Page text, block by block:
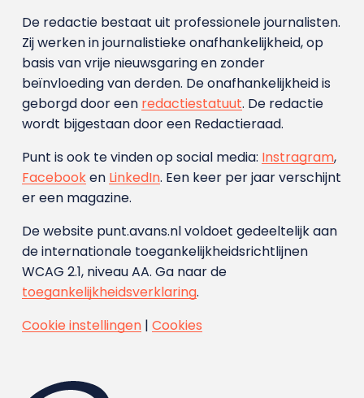
De redactie bestaat uit professionele journalisten.
Zij werken in journalistieke onafhankelijkheid, op
basis van vrije nieuwsgaring en zonder
beïnvloeding van derden. De onafhankelijkheid is
geborgd door een redactiestatuut. De redactie
wordt bijgestaan door een Redactieraad.
Punt is ook te vinden op social media: Instragram,
Facebooken LinkedIn. Een keer per jaar verschijnt
er een magazine.
De website punt.avans.nl voldoet gedeeltelijk aan
de internationale toegankelijkheidsrichtlijnen
WCAG 2.1, niveau AA. Ga naar de
toegankelijkheidsverklaring.
Cookie instellingen| Cookies